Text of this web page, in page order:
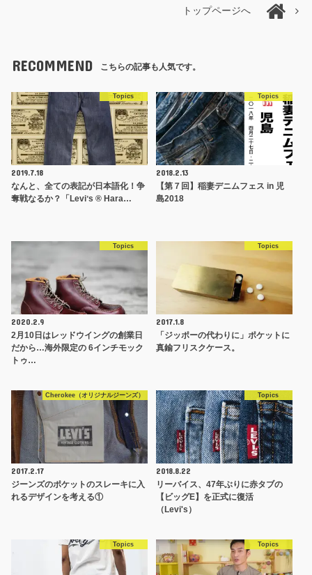
トップページへ
RECOMMEND こちらの記事も人気です。
Topics
2019.7.18
なんと、全ての表記が日本語化！争
奪戦なるか？「Leviʼs ® Hara…
Topics
2018.2.13
【第７回】稲妻デニムフェス in 児
島2018
Topics
2020.2.9
2月10日はレッドウイングの創業日
だから…海外限定の 6インチモック
トゥ…
Topics
2017.1.8
「ジッポーの代わりに」ポケットに
真鍮フリスクケース。
Cherokee（オリジナルジーンズ）
2017.2.17
ジーンズのポケットのスレーキに入
れるデザインを考える①
Topics
2018.8.22
リーバイス、47年ぶりに赤タブの
【ビッグE】を正式に復活
（Levi's）
Topics Topics